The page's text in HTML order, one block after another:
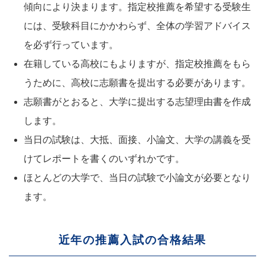
傾向により決まります。指定校推薦を希望する受験生
には、受験科目にかかわらず、全体の学習アドバイス
を必ず行っています。
在籍している高校にもよりますが、指定校推薦をもら
うために、高校に志願書を提出する必要があります。
志願書がとおると、大学に提出する志望理由書を作成
します。
当日の試験は、大抵、面接、小論文、大学の講義を受
けてレポートを書くのいずれかです。
ほとんどの大学で、当日の試験で小論文が必要となり
ます。
近年の推薦入試の合格結果